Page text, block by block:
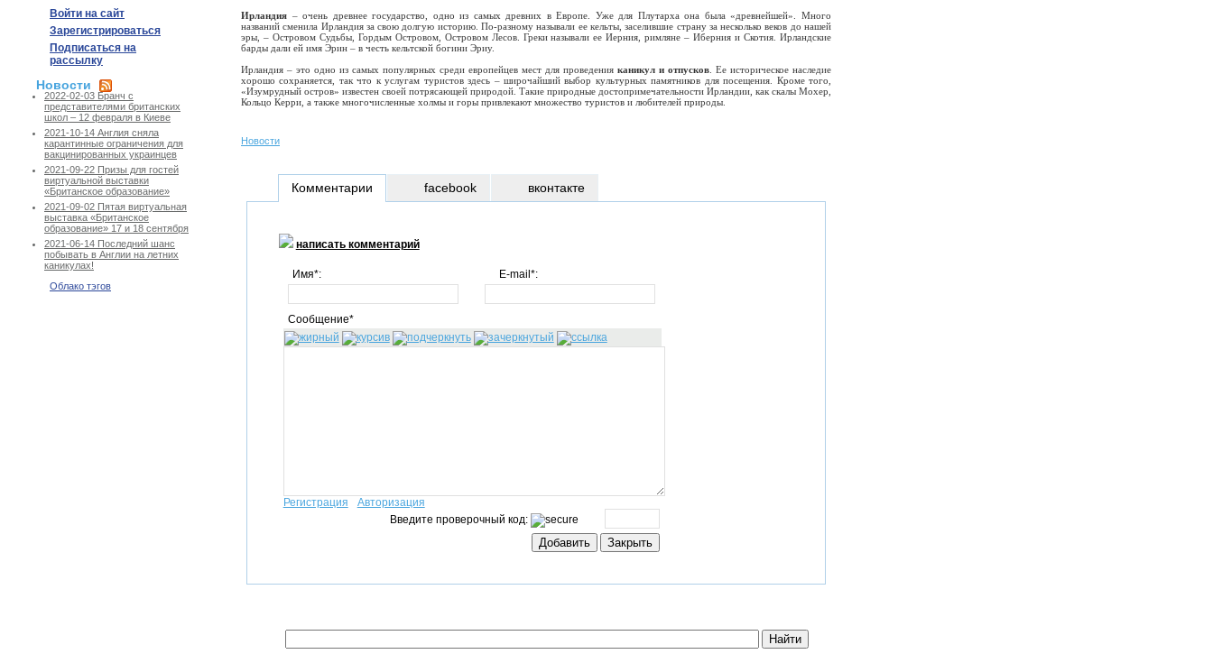
Войти на сайт
Зарегистрироваться
Подписаться на
рассылку
Новости
2022-02-03 Бранч с
представителями британских
школ – 12 февраля в Киеве
2021-10-14 Англия сняла
карантинные ограничения для
вакцинированных украинцев
2021-09-22 Призы для гостей
виртуальной выставки
«Британское образование»
2021-09-02 Пятая виртуальная
выставка «Британское
образование» 17 и 18 сентября
2021-06-14 Последний шанс
побывать в Англии на летних
каникулах!
Облако тэгов
Ирландия – очень древнее государство, одно из самых древних в Европе. Уже для Плутарха она была «древнейшей». Много
названий сменила Ирландия за свою долгую историю. По-разному называли ее кельты, заселившие страну за несколько веков до нашей
эры, – Островом Судьбы, Гордым Островом, Островом Лесов. Греки называли ее Иерния, римляне – Иберния и Скотия. Ирландские
барды дали ей имя Эрин – в честь кельтской богини Эриу.
Ирландия – это одно из самых популярных среди европейцев мест для проведения каникул и отпусков . Ее историческое наследие
хорошо сохраняется, так что к услугам туристов здесь – широчайший выбор культурных памятников для посещения. Кроме того,
«Изумрудный остров» известен своей потрясающей природой. Такие природные достопримечательности Ирландии, как скалы Мохер,
Кольцо Керри, а также многочисленные холмы и горы привлекают множество туристов и любителей природы.
Новости
Комментарии
написать комментарий
Имя*: E-mail*:
Сообщение*
Регистрация
Авторизация
Введите проверочный код:
facebook вконтакте